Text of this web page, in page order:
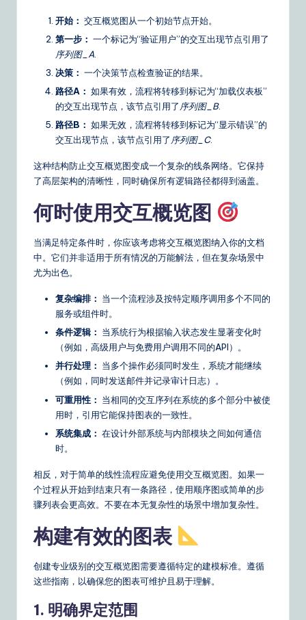
开始： 交互概览图从一个初始节点开始。
第一步： 一个标记为“验证用户”的交互出现节点引用了
序列图_A
决策： 一个决策节点检查验证的结果。
路径A： 如果有效，流程将转移到标记为“加载仪表板”
的交互出现节点，该节点引用了 序列图_B.
路径B： 如果无效，流程将转移到标记为“显示错误”的
交互出现节点，该节点引用了 序列图_C.
这种结构防止交互概览图变成一个复杂的线条网络。它保持
了高层架构的清晰性，同时确保所有逻辑路径都得到涵盖。
何时使用交互概览图
当满足特定条件时，你应该考虑将交互概览图纳入你的文档
中。它们并非适用于所有情况的万能解法，但在复杂场景中
尤为出色。
复杂编排： 当一个流程涉及按特定顺序调用多个不同的
服务或组件时。
条件逻辑： 当系统行为根据输入状态发生显著变化时
（例如，高级用户与免费用户调用不同的API）。
并行处理： 当多个操作必须同时发生，系统才能继续
（例如，同时发送邮件并记录审计日志）。
可重用性： 当相同的交互序列在系统的多个部分中被使
用时，引用它能保持图表的一致性。
系统集成： 在设计外部系统与内部模块之间如何通信
时。
相反，对于简单的线性流程应避免使用交互概览图。如果一
个过程从开始到结束只有一条路径，使用顺序图或简单的步
骤列表会更高效。不要在本无复杂性的场景中增加复杂性。
构建有效的图表
创建专业级别的交互概览图需要遵循特定的建模标准。遵循
这些指南，以确保您的图表可维护且易于理解。
1. 明确界定范围